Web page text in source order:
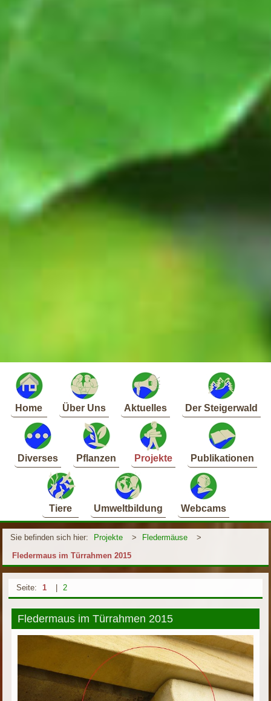
Home Über Uns Aktuelles Der Steigerwald
Diverses Pflanzen Projekte Publikationen
Tiere Umweltbildung Webcams
Sie befinden sich hier: Projekte > Fledermäuse
>
Fledermaus im Türrahmen 2015
Seite: 1 2
Fledermaus im Türrahmen 2015